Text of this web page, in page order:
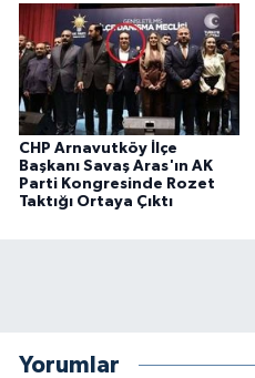
CHP Arnavutköy İlçe
Başkanı Savaş Aras'ın AK
Parti Kongresinde Rozet
Taktığı Ortaya Çıktı
Yorumlar